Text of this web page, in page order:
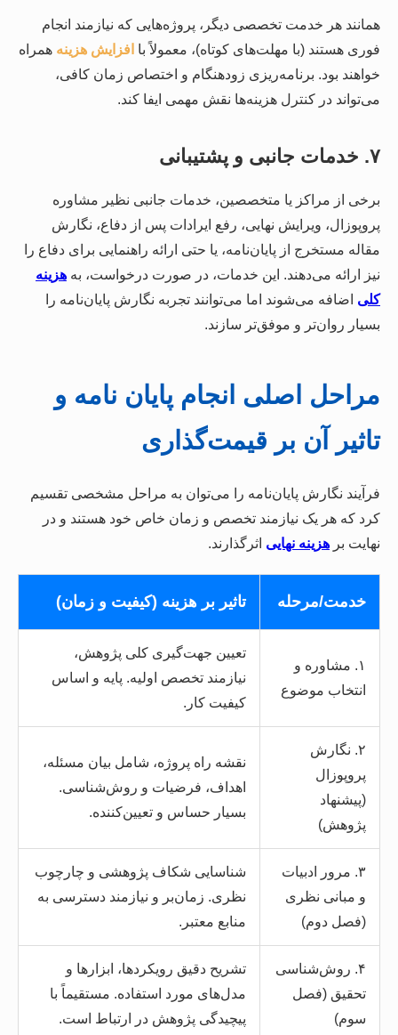
همانند هر خدمت تخصصی دیگر، پروژه‌هایی که نیازمند انجام
فوری هستند (با مهلت‌های کوتاه)، معمولاً با افزایش هزینه همراه
خواهند بود. برنامه‌ریزی زودهنگام و اختصاص زمان کافی،
می‌تواند در کنترل هزینه‌ها نقش مهمی ایفا کند.
۷. خدمات جانبی و پشتیبانی
برخی از مراکز یا متخصصین، خدمات جانبی نظیر مشاوره
پروپوزال، ویرایش نهایی، رفع ایرادات پس از دفاع، نگارش
مقاله مستخرج از پایان‌نامه، یا حتی ارائه راهنمایی برای دفاع را
نیز ارائه می‌دهند. این خدمات، در صورت درخواست، به هزینه
کلی اضافه می‌شوند اما می‌توانند تجربه نگارش پایان‌نامه را
بسیار روان‌تر و موفق‌تر سازند.
مراحل اصلی انجام پایان نامه و
تاثیر آن بر قیمت‌گذاری
فرآیند نگارش پایان‌نامه را می‌توان به مراحل مشخصی تقسیم
کرد که هر یک نیازمند تخصص و زمان خاص خود هستند و در
نهایت بر هزینه نهایی اثرگذارند.
خدمت/مرحله تاثیر بر هزینه (کیفیت و زمان)
۱. مشاوره و
انتخاب موضوع
تعیین جهت‌گیری کلی پژوهش،
نیازمند تخصص اولیه. پایه و اساس
کیفیت کار.
۲. نگارش
پروپوزال
(پیشنهاد
پژوهش)
نقشه راه پروژه، شامل بیان مسئله،
اهداف، فرضیات و روش‌شناسی.
بسیار حساس و تعیین‌کننده.
۳. مرور ادبیات
و مبانی نظری
(فصل دوم)
شناسایی شکاف پژوهشی و چارچوب
نظری. زمان‌بر و نیازمند دسترسی به
منابع معتبر.
۴. روش‌شناسی
تحقیق (فصل
سوم)
تشریح دقیق رویکردها، ابزارها و
مدل‌های مورد استفاده. مستقیماً با
پیچیدگی پژوهش در ارتباط است.